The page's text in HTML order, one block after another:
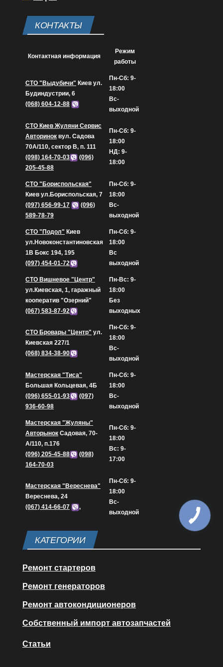
КОНТАКТЫ
Контактная информация
Режим
работы
СТО "Выдубичи" Киев ул.
Будиндустрии, 6
(068) 604-12-88
Пн-Сб: 9-
18:00
Вс-
выходной
СТО Киев Жуляни Сервис
Авторинок вул. Садова
70А/110, сектор В, п. 111
(098) 164-70-03
(096)
205-45-88
Пн-Сб: 9-
18:00
НД: 9-
18:00
СТО "Бориспольская"
Киев ул.Бориспольская, 7
(097) 656-99-17
(096)
589-78-79
Пн-Сб: 9-
18:00
Вс-
выходной
СТО "Подол" Киев
ул.Новоконстантиновская
1В Бокс 194, 195
(097) 454-01-72
Пн-Сб: 9-
18:00
Вс
выходной
СТО Вишневое "Центр"
ул.Киевская, 1, гаражный
кооператив "Озерний"
(067) 583-87-92
Пн-Вс: 9-
18:00
Без
выходных
СТО Бровары "Центр" ул.
Киевская 227/1
(068) 834-38-90
Пн-Сб: 9-
18:00
Вс-
выходной
Мастерская "Тиса"
Большая Кольцевая, 4Б
(096) 655-01-93
(097)
936-60-98
Пн-Сб: 9-
18:00
Вс-
выходной
Мастерская "Жуляны"
Авторынок Садовая, 70-
А/110, п.176
(096) 205-45-88
(098)
164-70-03
Пн-Сб: 9-
18:00
Вс: 9-
17:00
Мастерская "Вереснева"
Вереснева, 24
(067) 414-66-07
,
Пн-Сб: 9-
18:00
Вс-
выходной
КАТЕГОРИИ
Ремонт стартеров
Ремонт генераторов
Ремонт автокондиционеров
Собственный импорт автозапчастей
Статьи